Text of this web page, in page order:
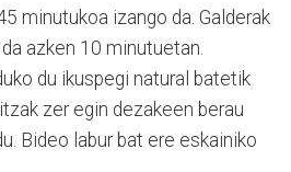
minutukoa izango da. Galderak
azken 10 minutuetan.
du ikuspegi natural batetik
zer egin dezakeen berau
Bideo labur bat ere eskainiko